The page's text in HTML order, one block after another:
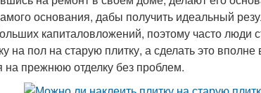
основания, дабы получить идеальный
капиталовложений, поэтому часто люди
на пол на старую плитку, а сделать это
на прежнюю отделку без проблем.